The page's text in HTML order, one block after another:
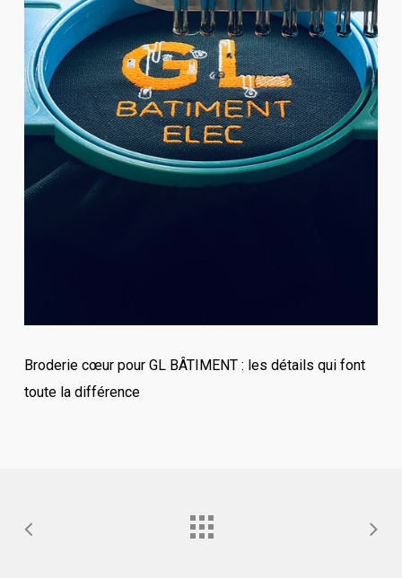
Broderie cœur pour GL BÂTIMENT : les détails qui font
toute la différence